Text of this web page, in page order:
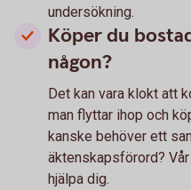
undersökning.
Köper du
någon?
Det kan vara klokt att
man flyttar ihop och
kanske behöver ett
äktenskapsförord?
hjälpa dig.